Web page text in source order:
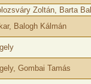
Zoltán, Barta
Balogh Kálmán
Gombai Tamás